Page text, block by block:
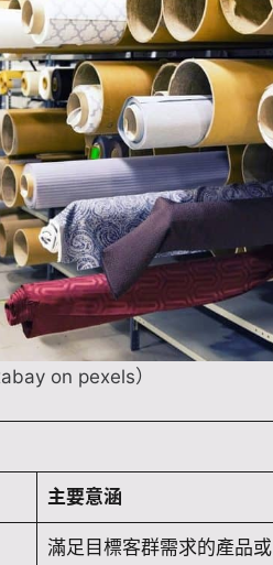
on pexels）
主要意涵
滿足目標客群需求的產品或